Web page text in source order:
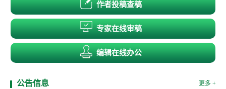
作者投稿查稿
专家在线审稿
编辑在线办公
公告信息 更多 +